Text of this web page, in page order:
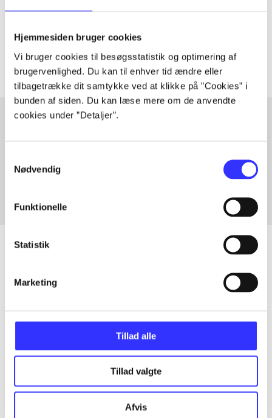
Hjemmesiden bruger cookies
Vi bruger cookies til besøgsstatistik og optimering af
brugervenlighed. Du kan til enhver tid ændre eller
tilbagetrække dit samtykke ved at klikke på ”Cookies” i
bunden af siden. Du kan læse mere om de anvendte
cookies under ”Detaljer”.
Nødvendig
Funktionelle
Statistik
Marketing
Tillad alle
Tillad valgte
Afvis
Artiklerne i handler ofte om
Fra
Artikler